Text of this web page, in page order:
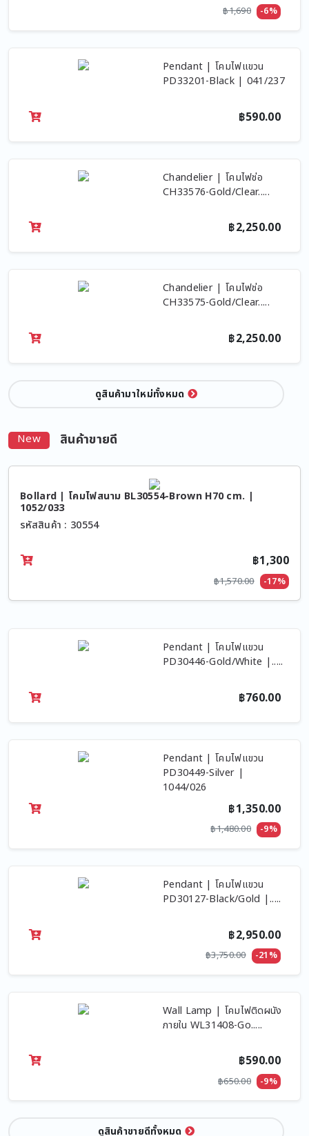
฿1,690 -6%
Pendant | โคมไฟแขวน
PD33201-Black | 041/237
฿590.00
Chandelier | โคมไฟช่อ
CH33576-Gold/Clear.....
฿2,250.00
Chandelier | โคมไฟช่อ
CH33575-Gold/Clear.....
฿2,250.00
ดูสินค้ามาใหม่ทั้งหมด
New สินค้าขายดี
Bollard | โคมไฟสนาม BL30554-Brown H70 cm. |
1052/033
รหัสสินค้า : 30554
฿1,300
฿1,570.00 -17%
Pendant | โคมไฟแขวน
PD30446-Gold/White |.....
฿760.00
Pendant | โคมไฟแขวน
PD30449-Silver |
1044/026
฿1,350.00
฿1,480.00 -9%
Pendant | โคมไฟแขวน
PD30127-Black/Gold |.....
฿2,950.00
฿3,750.00 -21%
Wall Lamp | โคมไฟติดผนัง
ภายใน WL31408-Go.....
฿590.00
฿650.00 -9%
ดูสินค้าขายดีทั้งหมด